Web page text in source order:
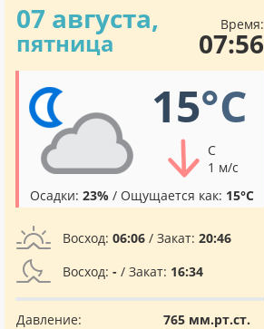
07 августа,
пятница
Время:
07:56
15°C
С
1 м/с
Осадки: 23% / Ощущается как: 15°C
Восход: 06:06 / Закат: 20:46
Восход: - / Закат: 16:34
Давление:
765 мм.рт.ст.